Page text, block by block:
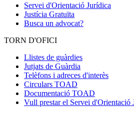
Servei d'Orientació Jurídica
Justícia Gratuïta
Busca un advocat?
TORN D'OFICI
Llistes de guàrdies
Jutjats de Guàrdia
Telèfons i adreces d'interès
Circulars TOAD
Documentació TOAD
Vull prestar el Servei d'Orientació